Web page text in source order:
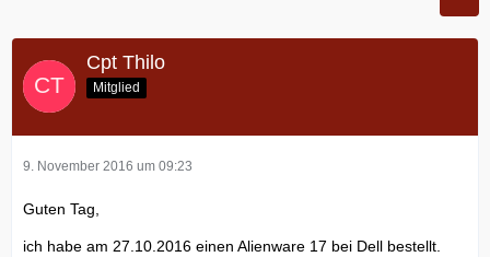
Cpt Thilo
Mitglied
9. November 2016 um 09:23
Guten Tag,
ich habe am 27.10.2016 einen Alienware 17 bei Dell bestellt.